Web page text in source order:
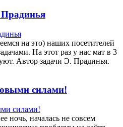
на это) наших посетителей
На этот раз у нас мат в 3
Автор задачи Э. Прадинья.
силами!
ночь, началась не совсем